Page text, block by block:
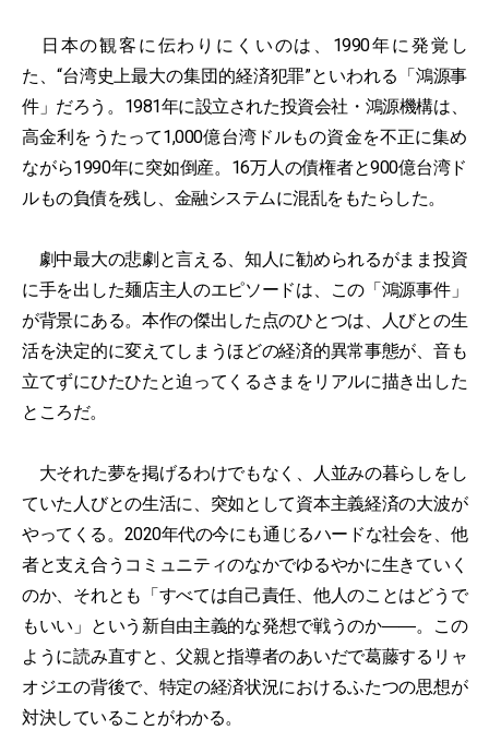
日本の観客に伝わりにくいのは、1990年に発覚し
た、“台湾史上最大の集団的経済犯罪”といわれる「鴻源事
件」だろう。1981年に設立された投資会社・鴻源機構は、
高金利をうたって1,000億台湾ドルもの資金を不正に集め
ながら1990年に突如倒産。16万人の債権者と900億台湾ド
ルもの負債を残し、金融システムに混乱をもたらした。
劇中最大の悲劇と言える、知人に勧められるがまま投資
に手を出した麺店主人のエピソードは、この「鴻源事件」
が背景にある。本作の傑出した点のひとつは、人びとの生
活を決定的に変えてしまうほどの経済的異常事態が、音も
立てずにひたひたと迫ってくるさまをリアルに描き出した
ところだ。
大それた夢を掲げるわけでもなく、人並みの暮らしをし
ていた人びとの生活に、突如として資本主義経済の大波が
やってくる。2020年代の今にも通じるハードな社会を、他
者と支え合うコミュニティのなかでゆるやかに生きていく
のか、それとも「すべては自己責任、他人のことはどうで
もいい」という新自由主義的な発想で戦うのか――。この
ように読み直すと、父親と指導者のあいだで葛藤するリャ
オジエの背後で、特定の経済状況におけるふたつの思想が
対決していることがわかる。